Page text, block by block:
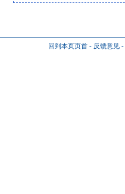
回到本页页首 - 反馈意见 -